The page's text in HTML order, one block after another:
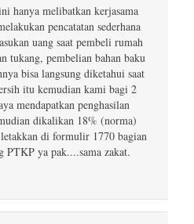
hanya melibatkan kerjasama
pencatatan sederhana
uang saat pembeli rumah
tukang, pembelian bahan baku
bisa langsung diketahui saat
itu kemudian kami bagi 2
mendapatkan penghasilan
dikalikan 18% (norma)
di formulir 1770 bagian
ya pak....sama zakat.